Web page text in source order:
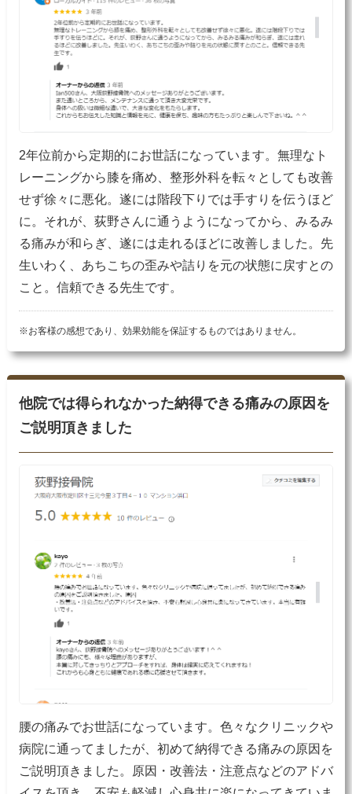
2年位前から定期的にお世話になっています。無理なト
レーニングから膝を痛め、整形外科を転々としても改善
せず徐々に悪化。遂には階段下りでは手すりを伝うほど
に。それが、荻野さんに通うようになってから、みるみ
る痛みが和らぎ、遂には走れるほどに改善しました。先
生いわく、あちこちの歪みや詰りを元の状態に戻すとの
こと。信頼できる先生です。
※お客様の感想であり、効果効能を保証するものではありません。
他院では得られなかった納得できる痛みの原因を
ご説明頂きました
腰の痛みでお世話になっています。色々なクリニックや
病院に通ってましたが、初めて納得できる痛みの原因を
ご説明頂きました。原因・改善法・注意点などのアドバ